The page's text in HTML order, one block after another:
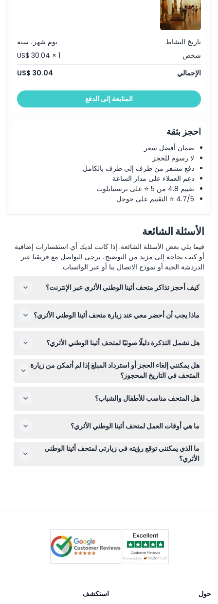
تاريخ النشاط
يوم شهر، سنة
شخص
US$ 30.04 × 1
الإجمالي
US$ 30.04
المتابعة إلى الدفع
احجز بثقة
ضمان أفضل سعر
لا رسوم للحجز
دفع مشفر من طرف إلى طرف بالكامل
دعم العملاء على مدار الساعة
تقييم 4.8 من 5 ⭐ على ترستبايلوت
4.7/5 ⭐ التقييم على جوجل
الأسئلة الشائعة
فيما يلي بعض الأسئلة الشائعة. إذا كانت لديك أي استفسارات إضافية
أو كنت بحاجة إلى مزيد من التوضيح، يرجى التواصل مع فريقنا عبر
الدردشة الحية أو نموذج الاتصال بنا أو عبر الواتساب.
كيف أحجز تذاكر متحف أثينا الوطني الأثري عبر الإنترنت؟
باختيار التاريخ المفضل لديك وضمان دخول سريع مع دليل صوتي
ماذا يجب أن أحضر معي عند زيارة متحف أثينا الوطني الأثري؟
تحت 6 سنوات أو مواطني الاتحاد الأوروبي تحت 26 سنة، وارتدِهل تشمل التذكرة دليلًا صوتيًا لمتحف أثينا الوطني الأثري؟
نعم، التذكرة تشمل دليلًا صوتيًا متعدد اللغات بحيث يمكنك
استكشاف مجموعة المتحف الكبيرة حسب وتيرتك مع تعليقات
مفيدة.
هل يمكنني إلغاء الحجز أو استرداد المبلغ إذا لم أتمكن من زيارة
المتحف في التاريخ المحجوز؟
خططك قبل الحجز حيث يجب استخدام التذاكر في التاريخ
هل المتحف مناسب للأطفال والشباب؟
26 عامًا يتمتعون بدخول مجاني لكن يجب عليهم الحصول على
والمسافرين الشباب الاستكشاف.
ما هي أوقات العمل لمتحف أثينا الوطني الأثري؟
من 16 نوفمبر حتى 31 مارس، يفتح المتحف من الأربعاء إلى
الاثنين من 8:30 صباحًا حتى 3:30 مساءً، ويوم الثلاثاء من 1:00
ظهرًا حتى 8:00 مساءً (قابلة للتغيير — يرجى التأكد عند الحجز).
ما الذي يمكنني توقع رؤيته في زيارتي لمتحف أثينا الوطني
الأثري؟
حول استكشف